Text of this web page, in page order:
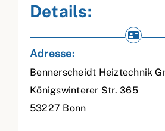
Details:
Adresse:
Bennerscheidt Heiztechnik
Königswinterer Str. 365
53227 Bonn